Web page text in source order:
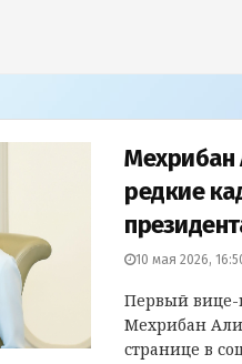
Мехрибан
редкие
10 мая 2026,
Первый вице-
Мехрибан
странице в